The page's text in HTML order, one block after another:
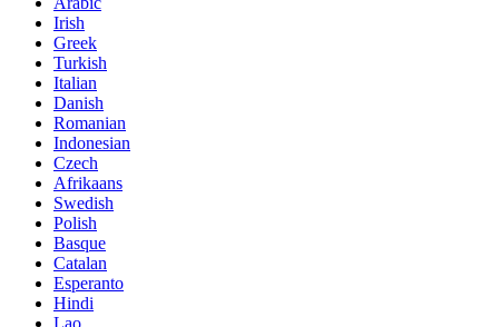
Irish
Greek
Turkish
Italian
Danish
Romanian
Indonesian
Czech
Afrikaans
Swedish
Polish
Basque
Catalan
Esperanto
Hindi
Lao